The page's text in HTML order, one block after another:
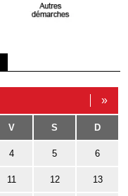
»
V S D
4 5 6
11 12 13